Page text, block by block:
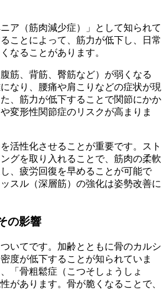
ア（筋肉減少症）」として知られて
ことによって、筋力が低下し、日常
なることがあります。
筋、背筋、臀筋など）が弱くなる
なり、腰痛や肩こりなどの症状が現
、筋力が低下することで関節にかか
変形性関節症のリスクが高まりま
活性化させることが重要です。スト
グを取り入れることで、筋肉の柔軟
、疲労回復を早めることが可能で
スル（深層筋）の強化は姿勢改善に
の影響
いてです。加齢とともに骨のカルシ
度が低下することが知られていま
「骨粗鬆症（こつそしょうしょ
があります。骨が脆くなることで、